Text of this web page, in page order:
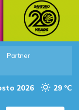
Partner
2026 29 °C